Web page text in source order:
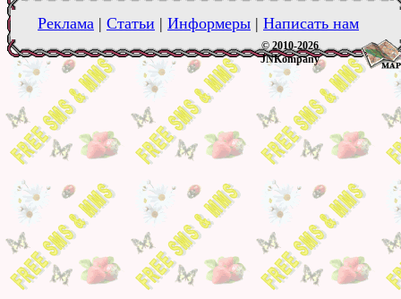
Реклама | Статьи | Информеры | Написать нам
© 2010-2026
JNKompany